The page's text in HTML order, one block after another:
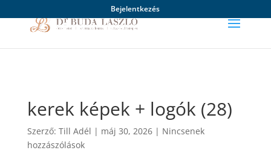
Bejelentkezés
kerek képek + logók (28)
Szerző: Till Adél | máj 30, 2026| Nincsenek
hozzászólások